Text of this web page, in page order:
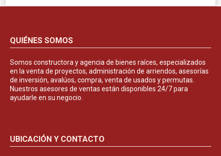
QUIÉNES SOMOS
Somos constructora y agencia de bienes raíces, especializados
en la venta de proyectos, administración de arriendos, asesorías
de inversión, avalúos, compra, venta de usados y permutas.
Nuestros asesores de ventas están disponibles 24/7 para
ayudarle en su negocio.
UBICACIÓN Y CONTACTO